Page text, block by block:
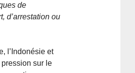
de
d’arrestation ou
l’Indonésie et
pression sur le